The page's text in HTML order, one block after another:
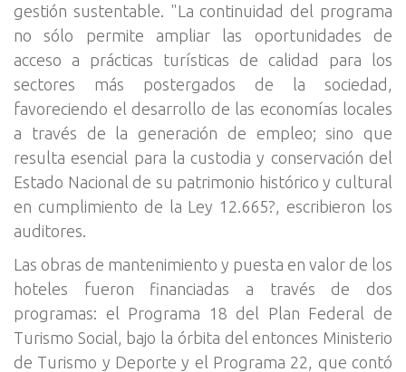
gestión sustentable. "La continuidad del programa
no sólo permite ampliar las oportunidades de
acceso a prácticas turísticas de calidad para los
sectores más postergados de la sociedad,
favoreciendo el desarrollo de las economías locales
a través de la generación de empleo; sino que
resulta esencial para la custodia y conservación del
Estado Nacional de su patrimonio histórico y cultural
en cumplimiento de la Ley 12.665?, escribieron los
auditores.
Las obras de mantenimiento y puesta en valor de los
hoteles fueron financiadas a través de dos
programas: el Programa 18 del Plan Federal de
Turismo Social, bajo la órbita del entonces Ministerio
de Turismo y Deporte y el Programa 22, que contó